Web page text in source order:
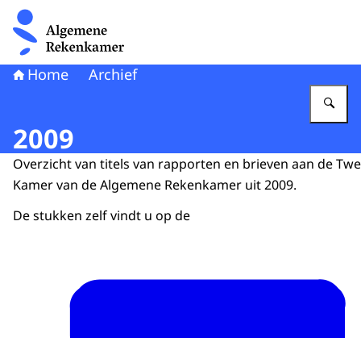
Naar de homepage van Algemene Rekenkamer
Home Archief
2009
Overzicht van titels van rapporten en brieven aan de
Kamer van de Algemene Rekenkamer uit 2009.
De stukken zelf vindt u op de